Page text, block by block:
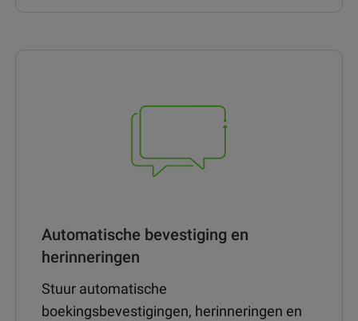
Automatische bevestiging en
herinneringen
Stuur automatische
boekingsbevestigingen, herinneringen en